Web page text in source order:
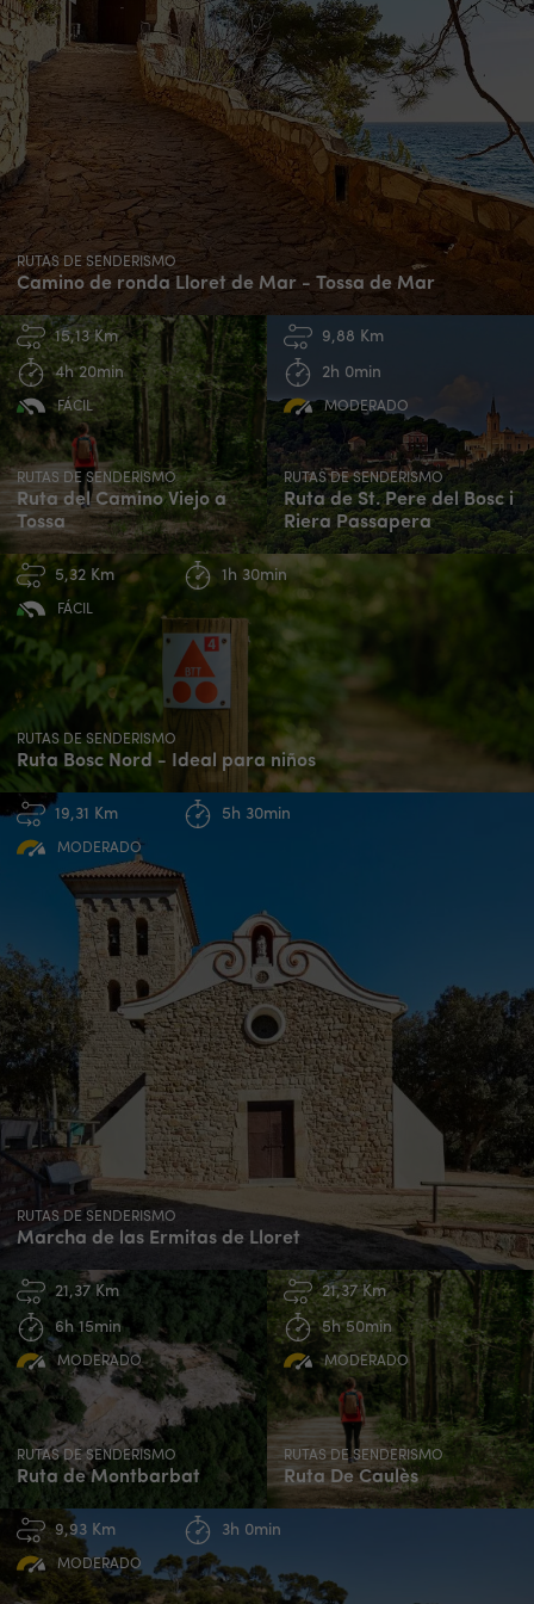
RUTAS DE SENDERISMO
Camino de ronda Lloret de Mar - Tossa de Mar
RUTAS DE SENDERISMO
Ruta del Camino Viejo a
Tossa
15,13 Km
4h 20min
FÁCIL
RUTAS DE SENDERISMO
Ruta de St. Pere del Bosc i
Riera Passapera
9,88 Km
2h 0min
MODERADO
RUTAS DE SENDERISMO
Ruta Bosc Nord - Ideal para niños
5,32 Km 1h 30min
FÁCIL
RUTAS DE SENDERISMO
Marcha de las Ermitas de Lloret
19,31 Km 5h 30min
MODERADO
RUTAS DE SENDERISMO
Ruta de Montbarbat
21,37 Km
6h 15min
MODERADO
RUTAS DE SENDERISMO
Ruta De Caulès
21,37 Km
5h 50min
MODERADO
9,93 Km 3h 0min
MODERADO